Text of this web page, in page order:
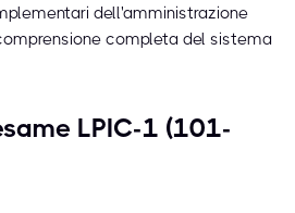
dell'amministrazione
completa del sistema
LPIC-1 (101-